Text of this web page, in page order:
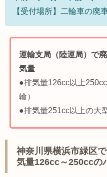
【受付場所】二輪車の廃
運輸支局（陸運局）で
気量
●排気量126cc以上
輪）
●排気量251cc以上の大
神奈川県横浜市緑区
気量126cc～250ccの